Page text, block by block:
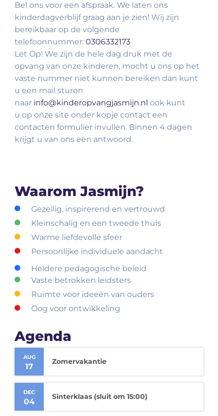
Bel ons voor een afspraak. We laten ons
kinderdagverblijf graag aan je zien! Wij zijn
bereikbaar op de volgende
telefoonnummer: 0306332173
Let Op! We zijn de hele dag druk met de
opvang van onze kinderen, mocht u ons op het
vaste nummer niet kunnen bereiken dan kunt
u een mail sturen
naar info@kinderopvangjasmijn.nl ook kunt
u op onze site onder kopje contact een
contacten formulier invullen. Binnen 4 dagen
krijgt u van ons een antwoord.
Waarom Jasmijn?
Gezellig, inspirerend en vertrouwd
Kleinschalig en een tweede thuis
Warme liefdevolle sfeer
Persoonlijke individuele aandacht
Heldere pedagogische beleid
Vaste betrokken leidsters
Ruimte voor ideeën van ouders
Oog voor ontwikkeling
Agenda
AUG
17
Zomervakantie
DEC
04
Sinterklaas (sluit om 15:00)